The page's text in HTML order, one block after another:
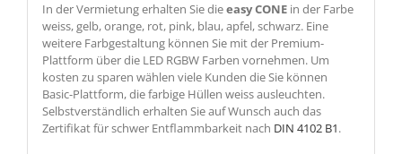
In der Vermietung erhalten Sie dieeasy CONEin der Farbe
weiss, gelb, orange, rot, pink, blau, apfel, schwarz. Eine
weitere Farbgestaltung können Sie mit der Premium-
Plattform über die LED RGBW Farben vornehmen. Um
kosten zu sparen wählen viele Kunden die Sie können
Basic-Plattform, die farbige Hüllen weiss ausleuchten.
Selbstverständlich erhalten Sie auf Wunsch auch das
Zertifikat für schwer Entflammbarkeit nach DIN 4102 B1.